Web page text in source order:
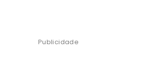
Publicidade